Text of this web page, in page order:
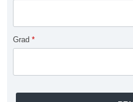
Grad *